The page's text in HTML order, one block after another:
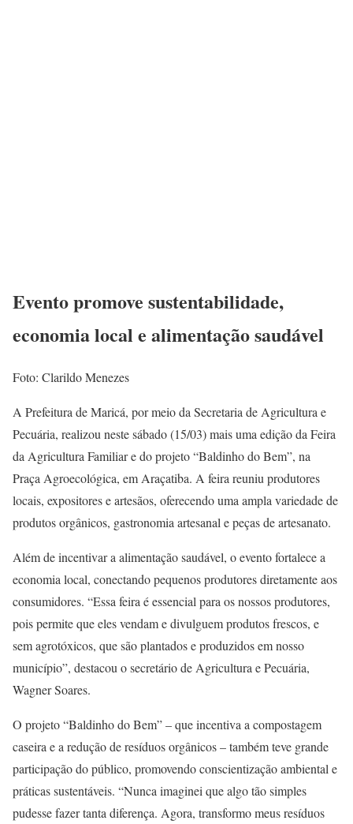
Evento promove sustentabilidade,
economia local e alimentação saudável
Foto: Clarildo Menezes
A Prefeitura de Maricá, por meio da Secretaria de Agricultura e
Pecuária, realizou neste sábado (15/03) mais uma edição da Feira
da Agricultura Familiar e do projeto “Baldinho do Bem”, na
Praça Agroecológica, em Araçatiba. A feira reuniu produtores
locais, expositores e artesãos, oferecendo uma ampla variedade de
produtos orgânicos, gastronomia artesanal e peças de artesanato.
Além de incentivar a alimentação saudável, o evento fortalece a
economia local, conectando pequenos produtores diretamente aos
consumidores. “Essa feira é essencial para os nossos produtores,
pois permite que eles vendam e divulguem produtos frescos, e
sem agrotóxicos, que são plantados e produzidos em nosso
município”, destacou o secretário de Agricultura e Pecuária,
Wagner Soares.
O projeto “Baldinho do Bem” – que incentiva a compostagem
caseira e a redução de resíduos orgânicos – também teve grande
participação do público, promovendo conscientização ambiental e
práticas sustentáveis. “Nunca imaginei que algo tão simples
pudesse fazer tanta diferença. Agora, transformo meus resíduos